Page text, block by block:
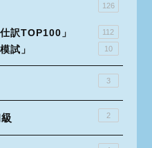
126
訳TOP100」 112
試」 10
3
2